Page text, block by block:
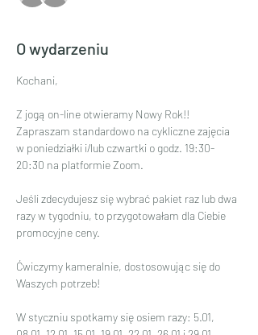
O wydarzeniu
Kochani,
Z jogą on-line otwieramy Nowy Rok!!
Zapraszam standardowo na cykliczne zajęcia
w poniedziałki i/lub czwartki o godz. 19:30-
20:30 na platformie Zoom.
Jeśli zdecydujesz się wybrać pakiet raz lub dwa
razy w tygodniu, to przygotowałam dla Ciebie
promocyjne ceny.
Ćwiczymy kameralnie, dostosowując się do
Waszych potrzeb!
W styczniu spotkamy się osiem razy: 5.01,